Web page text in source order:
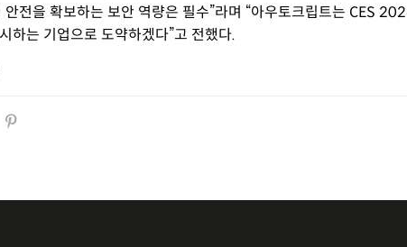
전을 확보하는 보안 역량은 필수”라며 “아우토크립트는 CES
하는 기업으로 도약하겠다”고 전했다.